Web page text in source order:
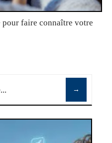
pour faire connaître votre